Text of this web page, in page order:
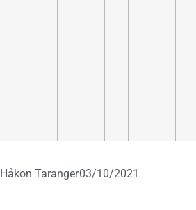
Håkon Taranger03/10/2021